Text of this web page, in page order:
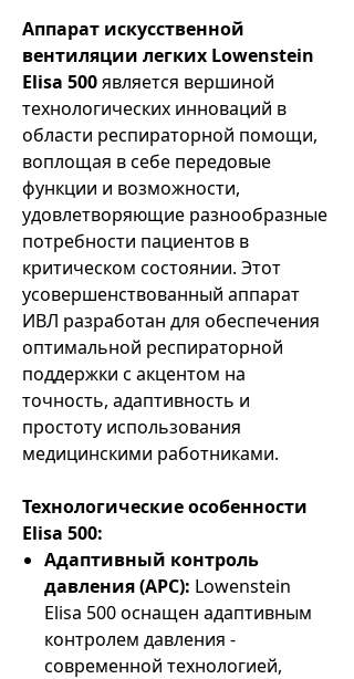
Аппарат искусственной
вентиляции легких Lowenstein
Elisa 500является вершиной
технологических инноваций в
области респираторной помощи,
воплощая в себе передовые
функции и возможности,
удовлетворяющие разнообразные
потребности пациентов в
критическом состоянии. Этот
усовершенствованный аппарат
ИВЛ разработан для обеспечения
оптимальной респираторной
поддержки с акцентом на
точность, адаптивность и
простоту использования
медицинскими работниками.
Технологические особенности
Elisa 500:
Адаптивный контроль
давления (APC): Lowenstein
Elisa 500 оснащен адаптивным
контролем давления -
современной технологией,